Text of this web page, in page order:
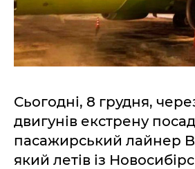
Сьогодні, 8 грудня,
двигунів екстрену
пасажирський лайнер
який летів із